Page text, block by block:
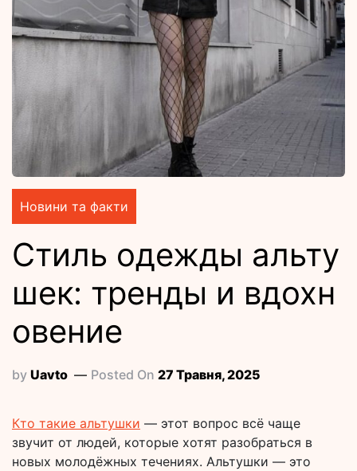
Новини та факти
Стиль одежды альту
шек: тренды и вдохн
овение
by Uavto Posted On 27 Травня, 2025
Кто такие альтушки — этот вопрос всё чаще
звучит от людей, которые хотят разобраться в
новых молодёжных течениях. Альтушки — это